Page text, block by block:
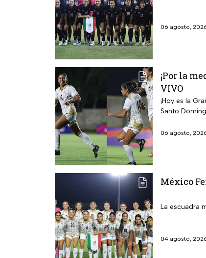
06 agosto,
¡Por la
VIVO
¡Hoy es la
Santo
06 agosto,
México
La escuadra
04 agosto,